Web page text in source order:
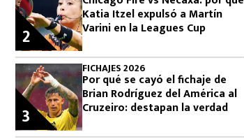
Katia Itzel expulsó a Martín
Varini en la Leagues Cup
2
FICHAJES 2026
Por qué se cayó el fichaje de
Brian Rodríguez del América al
Cruzeiro: destapan la verdad
3